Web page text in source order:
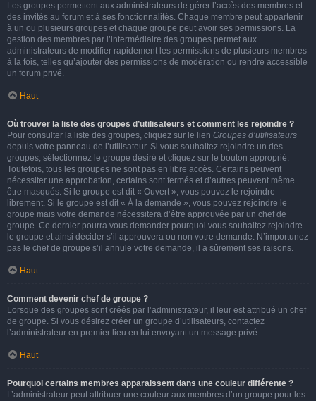
Les groupes permettent aux administrateurs de gérer l’accès des membres et
des invités au forum et à ses fonctionnalités. Chaque membre peut appartenir
à un ou plusieurs groupes et chaque groupe peut avoir ses permissions. La
gestion des membres par l’intermédiaire des groupes permet aux
administrateurs de modifier rapidement les permissions de plusieurs membres
à la fois, telles qu’ajouter des permissions de modération ou rendre accessible
un forum privé.
Haut
Où trouver la liste des groupes d’utilisateurs et comment les rejoindre ?
Pour consulter la liste des groupes, cliquez sur le lien Groupes d’utilisateurs
depuis votre panneau de l’utilisateur. Si vous souhaitez rejoindre un des
groupes, sélectionnez le groupe désiré et cliquez sur le bouton approprié.
Toutefois, tous les groupes ne sont pas en libre accès. Certains peuvent
nécessiter une approbation, certains sont fermés et d’autres peuvent même
être masqués. Si le groupe est dit « Ouvert », vous pouvez le rejoindre
librement. Si le groupe est dit « À la demande », vous pouvez rejoindre le
groupe mais votre demande nécessitera d’être approuvée par un chef de
groupe. Ce dernier pourra vous demander pourquoi vous souhaitez rejoindre
le groupe et ainsi décider s’il approuvera ou non votre demande. N’importunez
pas le chef de groupe s’il annule votre demande, il a sûrement ses raisons.
Haut
Comment devenir chef de groupe ?
Lorsque des groupes sont créés par l’administrateur, il leur est attribué un chef
de groupe. Si vous désirez créer un groupe d’utilisateurs, contactez
l’administrateur en premier lieu en lui envoyant un message privé.
Haut
Pourquoi certains membres apparaissent dans une couleur différente ?
L’administrateur peut attribuer une couleur aux membres d’un groupe pour les